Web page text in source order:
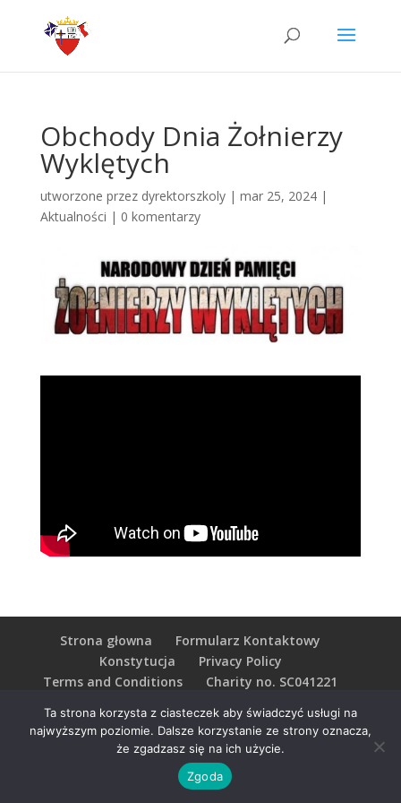
Obchody Dnia Żołnierzy
Wyklętych
utworzone przez dyrektorszkoly| mar 25, 2024|
Aktualności | 0 komentarzy
Strona głowna
Formularz Kontaktowy
Konstytucja
Privacy Policy
Terms and Conditions
Charity no. SC041221
Ta strona korzysta z ciasteczek aby świadczyć usługi na
najwyższym poziomie. Dalsze korzystanie ze strony oznacza,
że zgadzasz się na ich użycie.
Zgoda